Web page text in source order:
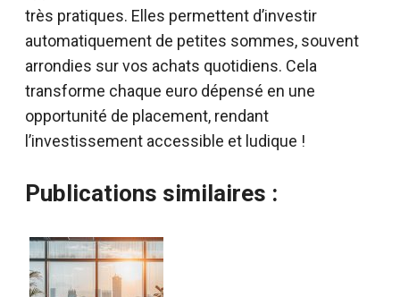
très pratiques. Elles permettent d’investir
automatiquement de petites sommes, souvent
arrondies sur vos achats quotidiens. Cela
transforme chaque euro dépensé en une
opportunité de placement, rendant
l’investissement accessible et ludique !
Publications similaires :